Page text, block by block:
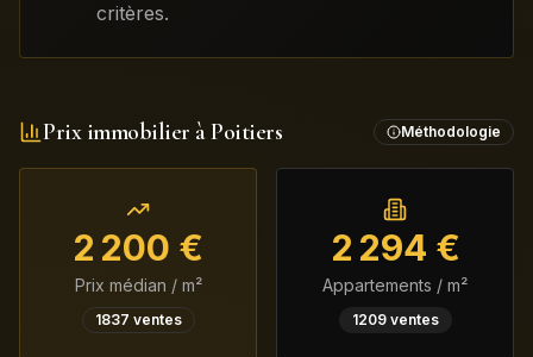
critères.
Prix immobilier à Poitiers Méthodologie
2 200 €
Prix médian / m²
1837 ventes
2 294 €
Appartements / m²
1209ventes